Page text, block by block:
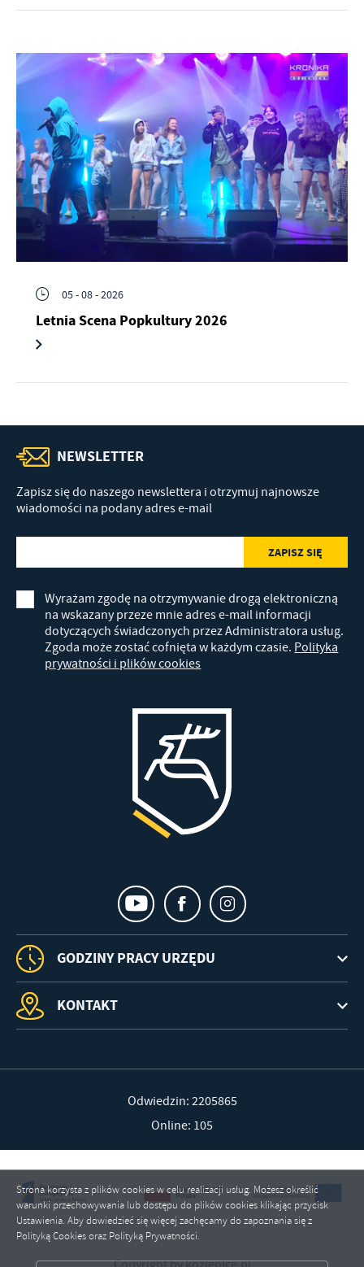
05 - 08 - 2026
Letnia Scena Popkultury 2026
NEWSLETTER
Zapisz się do naszego newslettera i otrzymuj najnowsze
wiadomości na podany adres e-mail
Wyrażam zgodę na otrzymywanie drogą elektroniczną
na wskazany przeze mnie adres e-mail informacji
dotyczących świadczonych przez Administratora usług.
Zgoda może zostać cofnięta w każdym czasie. Polityka
prywatności i plików cookies
GODZINY PRACY URZĘDU
KONTAKT
Odwiedzin: 2205865
Online: 105
Strona korzysta z plików cookies w celu realizacji usług. Możesz określić
warunki przechowywania lub dostępu do plików cookies klikając przycisk
Ustawienia. Aby dowiedzieć się więcej zachęcamy do zapoznania się z
Polityką Cookies oraz Polityką Prywatności.